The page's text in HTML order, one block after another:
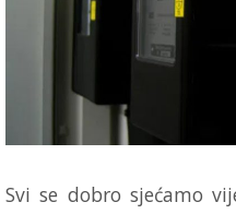
Svi se dobro sjećamo